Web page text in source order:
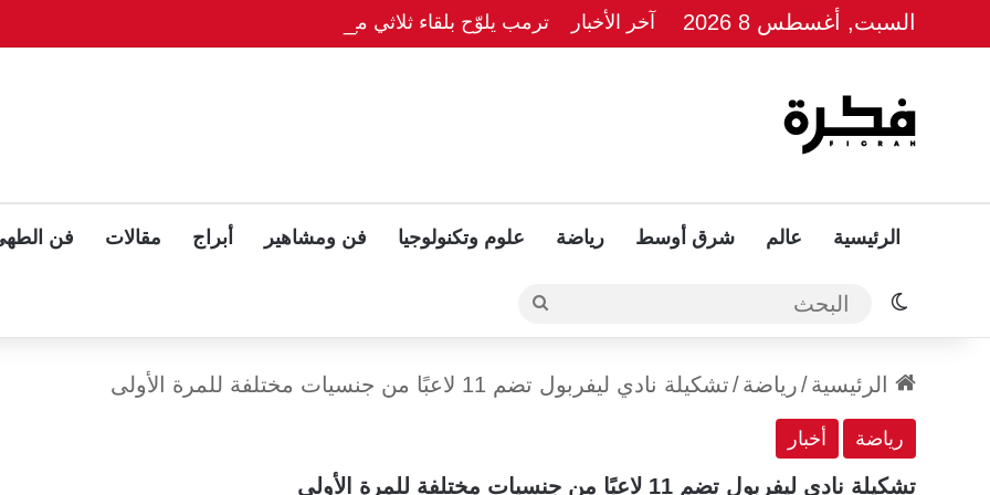
السبت, أغسطس 8 2026 آخر الأخبار ترمب يلوّح بلقاء ثلاثي مع بوتين وزيلينسكي بعد قمة ألاسكا
الرئيسية عالم شرق أوسط رياضة علوم وتكنولوجيا فن ومشاهير أبراج مقالات فن
الوضع المظلم البحث
الرئيسية/رياضة/تشكيلة نادي ليفربول تضم 11 لاعبًا من جنسيات مختلفة للمرة الأولى
رياضة أخبار
تشكيلة نادي ليفربول تضم 11 لاعبًا من جنسيات مختلفة للمرة الأولى